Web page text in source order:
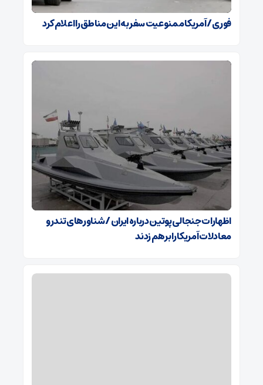
فوری / آمریکا ممنوعیت سفر به این مناطق را اعلام کرد
اظهارات جنجالی پوتین درباره ایران / شناورهای تندرو
معادلات آمریکا را برهم زدند